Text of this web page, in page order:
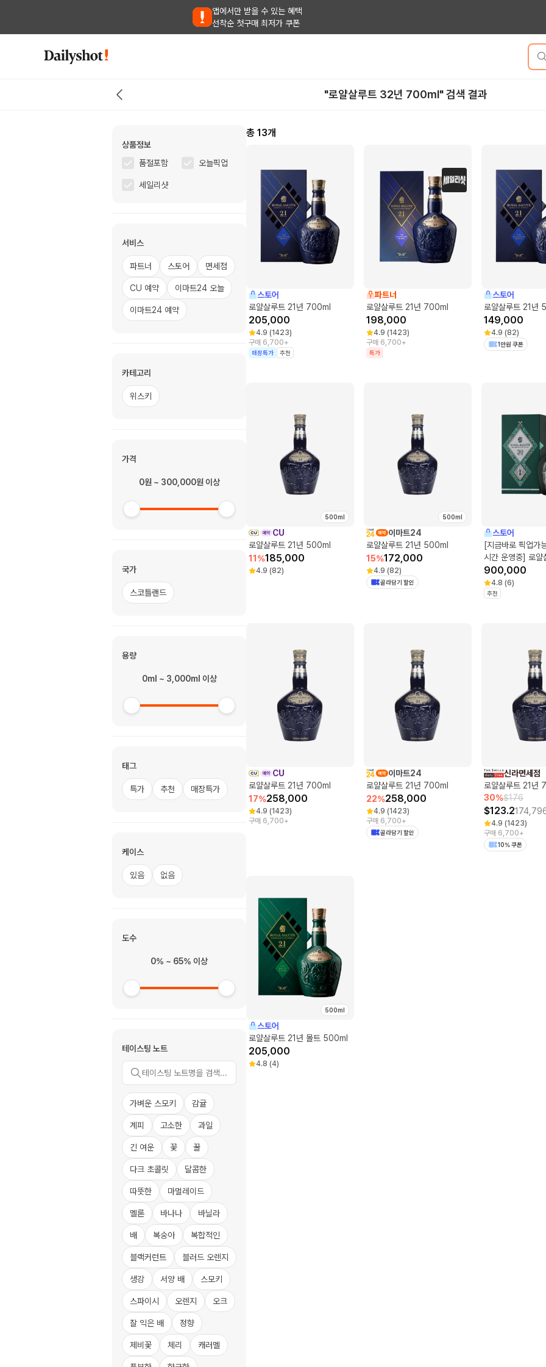
앱에서만 받을 수 있는 혜택
선착순 첫구매 최저가 쿠폰
"로얄살루트 32년 700ml" 검색 결과
상품정보
품절포함
오늘픽업
세일리샷
서비스
파트너 스토어 면세점
CU 예약 이마트24 오늘
이마트24 예약
카테고리
위스키
가격
0원 ~ 300,000원 이상
국가
스코틀랜드
용량
0ml ~ 3,000ml 이상
태그
특가 추천 매장특가
케이스
있음 없음
도수
0% ~ 65% 이상
테이스팅 노트
가벼운 스모키 감귤
계피 고소한 과일
긴 여운 꽃 꿀
다크 초콜릿 달콤한
따뜻한 마멀레이드
멜론 바나나 바닐라
배 복숭아 복합적인
블랙커런트 블러드 오렌지
생강 서양 배 스모키
스파이시 오렌지 오크
잘 익은 배 정향
제비꽃 체리 캐러멜
총 13개
스토어
로얄살루트 21년 700ml
205,000
4.9 (1423)
구매 6,700+
매장특가 추천
파트너
로얄살루트 21년 700ml
198,000
4.9 (1423)
구매 6,700+
특가
스토어
로얄살루트 21년
149,000
4.9 (82)
1만원 쿠폰
500ml
CU
로얄살루트 21년 500ml
11 %185,000
4.9 (82)
500ml
이마트24
로얄살루트 21년 500ml
15%172,000
4.9 (82)
골라담기 할인
스토어
[지금바로 픽업가
시간 운영중] 로
500ml
900,000
4.8 (6)
추천
CU
로얄살루트 21년 700ml
17%258,000
4.9 (1423)
구매 6,700+
이마트24
로얄살루트 21년 700ml
22%258,000
4.9 (1423)
구매 6,700+
골라담기 할인
신라면세점
로얄살루트 21년
30%$176
$123.2
4.9 (1423)
구매 6,700+
10% 쿠폰
500ml
스토어
로얄살루트 21년 몰트 500ml
205,000
4.8 (4)